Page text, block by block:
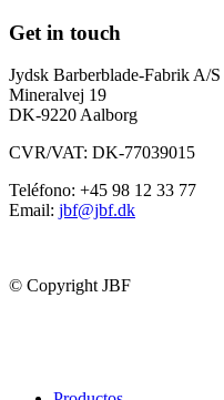
Get in touch
Jydsk Barberblade-Fabrik A/S
Mineralvej 19
DK-9220 Aalborg
CVR/VAT: DK-77039015
Teléfono: +45 98 12 33 77
Email: jbf@jbf.dk
© Copyright JBF